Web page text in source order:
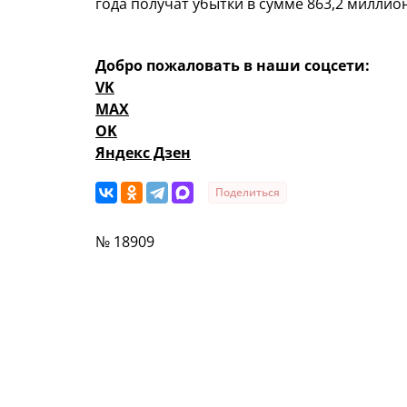
Добро пожаловать в наши соцсети:
VK
MAX
OK
Яндекс Дзен
Поделиться
№ 18909